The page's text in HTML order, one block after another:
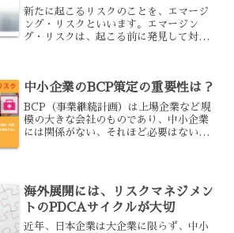
新たに起こるリスクのことを、エマージ
ング・リスクといいます。エマージン
グ・リスクは、起こる前に発見して対処
うか？また、どのように対処...
中小企業のBCP策定の重要性は？
BCP（事業継続計画）は上場企業など規
模の大きな会社のものであり、中小企業
には関係がない、それほど必要はないと
す。しかし中小企業の場...
海外展開には、リスクマネジメン
トのPDCAサイクルが大切
近年、日本企業は大企業に限らず、中小